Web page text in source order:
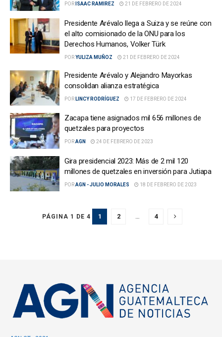
POR ISAAC RAMIREZ 21 DE FEBRERO DE 2024
Presidente Arévalo llega a Suiza y se reúne con
el alto comisionado de la ONU para los
Derechos Humanos, Volker Türk
PORYULIZA MUÑOZ 21 DE FEBRERO DE 2024
Presidente Arévalo y Alejandro Mayorkas
consolidan alianza estratégica
POR LINCY RODRÍGUEZ 17 DE FEBRERO DE 2024
Zacapa tiene asignados mil 656 millones de
quetzales para proyectos
PORAGN 24 DE FEBRERO DE 2023
Gira presidencial 2023: Más de 2 mil 120
millones de quetzales en inversión para Jutiapa
PORAGN - JULIO MORALES 18 DE FEBRERO DE 2023
PÁGINA 1 DE 4 1 2 … 4